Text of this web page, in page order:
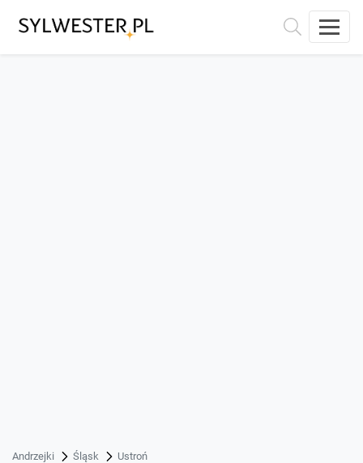
Andrzejki Śląsk Ustroń